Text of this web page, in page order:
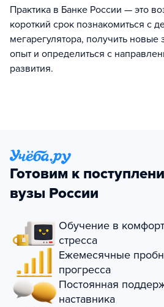
Практика в Банке России — это
короткий срок познакомиться с
мегарегулятора, получить новые
опыт и определиться с
развития.
Готовим к
вузы России
Обучение в
стресса
Ежемесячные
прогресса
Постоянная
наставника